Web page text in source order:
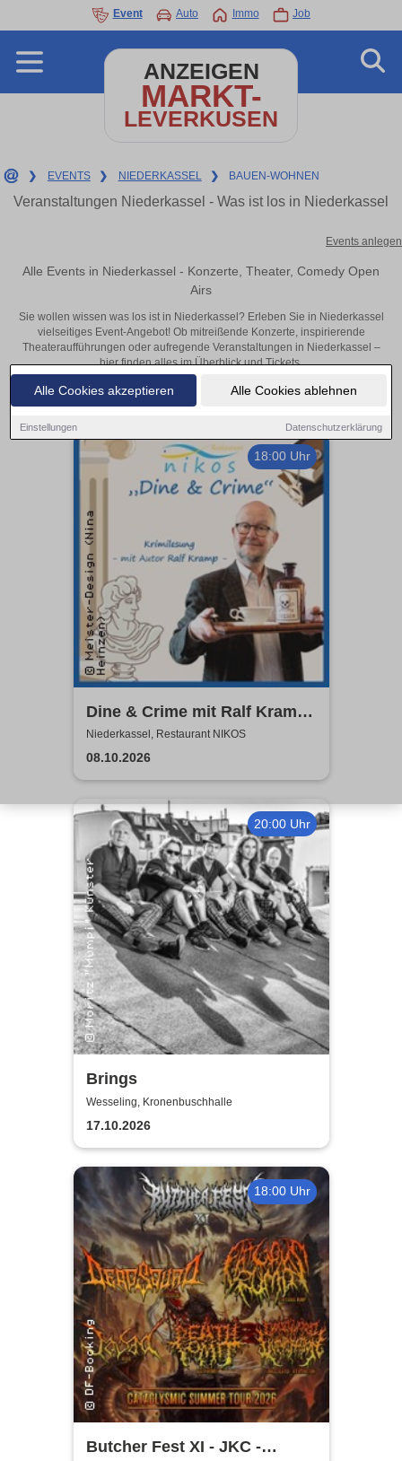
Alle Cookies akzeptieren Alle Cookies ablehnen
Einstellungen Datenschutzerklärung
Event Auto Immo Job
ANZEIGEN
MARKT-
LEVERKUSEN
❯ EVENTS ❯ NIEDERKASSEL ❯ BAUEN-WOHNEN
Veranstaltungen Niederkassel - Was ist los in Niederkassel
Events anlegen
Alle Events in Niederkassel - Konzerte, Theater, Comedy Open
Airs
Sie wollen wissen was los ist in Niederkassel? Erleben Sie in Niederkassel
vielseitiges Event-Angebot! Ob mitreißende Konzerte, inspirierende
Theateraufführungen oder aufregende Veranstaltungen in Niederkassel –
hier finden alles im Überblick und Tickets.
18:00 Uhr
Dine & Crime mit Ralf Kramp |
Unterhaltsame Krimi-Lesung
Niederkassel, Restaurant NIKOS
08.10.2026
20:00 Uhr
Brings
Wesseling, Kronenbuschhalle
17.10.2026
18:00 Uhr
Butcher Fest XI - JKC -